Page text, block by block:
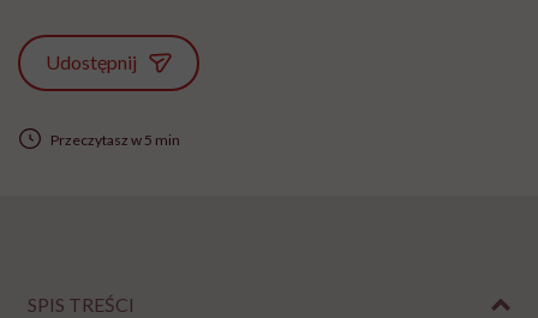
Udostępnij
Przeczytasz w 5 min
SPIS TREŚCI